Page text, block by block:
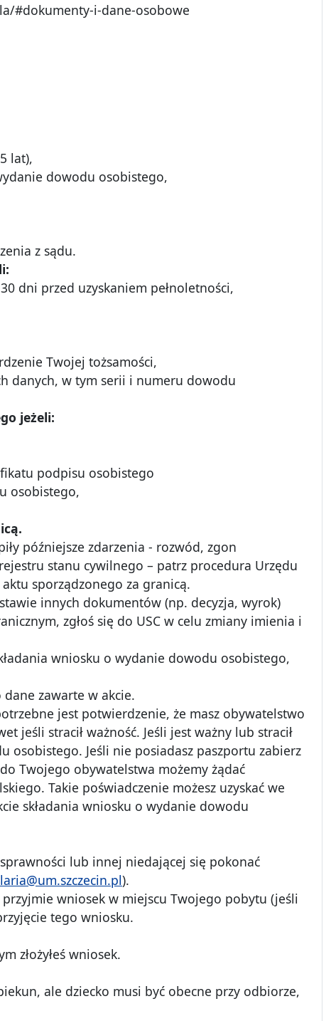
#dokumenty-i-dane-osobowe
lat),
dowodu osobistego,
z sądu.
dni przed uzyskaniem pełnoletności,
Twojej tożsamości,
danych, w tym serii i numeru dowodu
jeżeli:
podpisu osobistego
osobistego,
późniejsze zdarzenia - rozwód, zgon
stanu cywilnego – patrz procedura Urzędu
sporządzonego za granicą.
innych dokumentów (np. decyzja, wyrok)
zgłoś się do USC w celu zmiany imienia i
wniosku o wydanie dowodu osobistego,
dane zawarte w akcie.
jest potwierdzenie, że masz obywatelstwo
jeśli stracił ważność. Jeśli jest ważny lub stracił
osobistego. Jeśli nie posiadasz paszportu zabierz
Twojego obywatelstwa możemy żądać
Takie poświadczenie możesz uzyskać we
składania wniosku o wydanie dowodu
lub innej niedającej się pokonać
).
wniosek w miejscu Twojego pobytu (jeśli
tego wniosku.
złożyłeś wniosek.
ale dziecko musi być obecne przy odbiorze,